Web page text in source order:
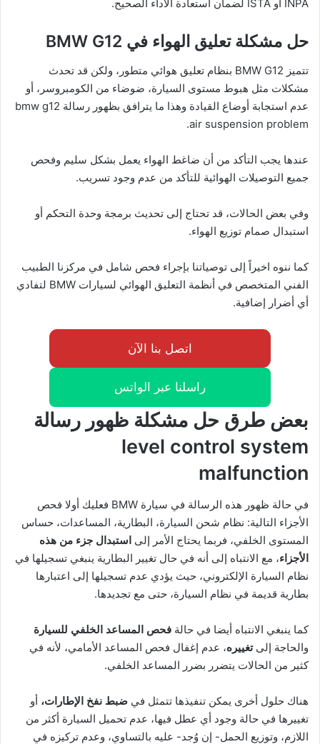
INPA أو ISTA لضمان استعادة الأداء الصحيح.
حل مشكلة تعليق الهواء في BMW G12
تتميز BMW G12 بنظام تعليق هوائي متطور، ولكن قد تحدث
مشكلات مثل هبوط مستوى السيارة، ضوضاء من الكومبروسر، أو
عدم استجابة أوضاع القيادة وهذا ما يترافق بظهور رسالة bmw g12
air suspension problem.
عندها يجب التأكد من أن ضاغط الهواء يعمل بشكل سليم وفحص
جميع التوصيلات الهوائية للتأكد من عدم وجود تسريب.
وفي بعض الحالات، قد تحتاج إلى تحديث برمجة وحدة التحكم أو
استبدال صمام توزيع الهواء.
كما ننوه اخيراً إلى توصياتنا بإجراء فحص شامل في مركزنا الطبيب
الفني المتخصص في أنظمة التعليق الهوائي لسيارات BMW لتفادي
أي أضرار إضافية.
اتصل بنا الآن
راسلنا عبر الواتس
بعض طرق حل مشكلة ظهور رسالة
level control system
malfunction
في حالة ظهور هذه الرسالة في سيارة BMW فعليك أولا فحص
الأجزاء التالية: نظام شحن السيارة، البطارية، المساعدات، حساس
المستوى الخلفي، فربما يحتاج الأمر إلى استبدال جزء من هذه
الأجزاء، مع الانتباه إلى أنه في حال تغيير البطارية ينبغي تسجيلها في
نظام السيارة الإلكتروني، حيث يؤدي عدم تسجيلها إلى اعتبارها
بطارية قديمة في نظام السيارة، حتى مع تجديدها.
كما ينبغي الانتباه أيضا في حالة فحص المساعد الخلفي للسيارة
والحاجة إلىتغييره، عدم إغفال فحص المساعد الأمامي، لأنه في
كثير من الحالات يتضرر بضرر المساعد الخلفي.
هناك حلول أخرى يمكن تنفيذها تتمثل في ضبط نفخ الإطارات، أو
تغييرها في حالة وجود أي عطل فيها، عدم تحميل السيارة أكثر من
اللازم، وتوزيع الحمل- إن وُجد- عليه بالتساوي، وعدم تركيزه في